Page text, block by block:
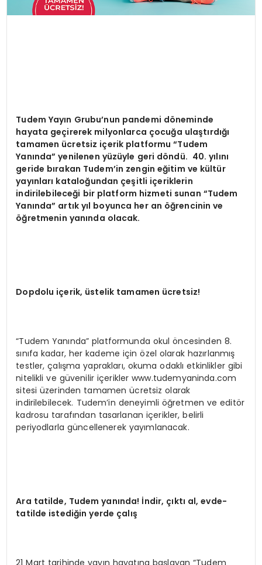
Tudem Yayın Grubu’nun pandemi döneminde
hayata geçirerek milyonlarca çocuğa ulaştırdığı
tamamen ücretsiz içerik platformu“Tudem
Yanında” yenilenen yüzüyle geri döndü. 40. yılını
geride bırakan Tudem’in zengin eğitim ve kültür
yayınları kataloğundan çeşitli içeriklerin
indirilebileceği bir platform hizmeti sunan “Tudem
Yanında” artık yıl boyunca her an öğrencinin ve
öğretmenin yanında olacak.
Dopdolu içerik, üstelik tamamen ücretsiz!
“Tudem Yanında” platformunda okul öncesinden 8.
sınıfa kadar, her kademe için özel olarak hazırlanmış
testler, çalışma yaprakları, okuma odaklı etkinlikler gibi
nitelikli ve güvenilir içerikler www.tudemyaninda.com
sitesi üzerinden tamamen ücretsiz olarak
indirilebilecek. Tudem’in deneyimli öğretmen ve editör
kadrosu tarafından tasarlanan içerikler, belirli
periyodlarla güncellenerek yayımlanacak.
Ara tatilde, Tudemyanında! İndir, çıktı al, evde-
tatilde istediğin yerde çalış